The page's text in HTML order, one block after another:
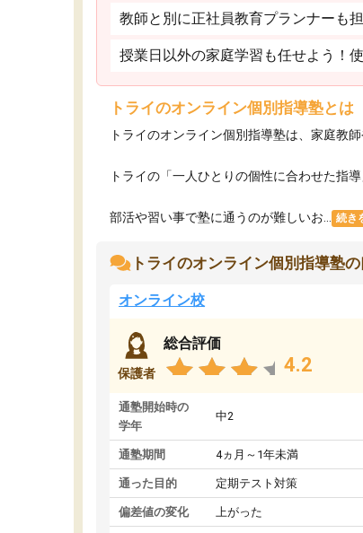
教師と別に正社員教育プランナーも
授業日以外の家庭学習も任せよう！
トライのオンライン個別指導塾とは
トライのオンライン個別指導塾は、家庭教
トライの「一人ひとりの個性に合わせた指
部活や習い事で塾に通うのが難しいお... 続き
トライのオンライン個別指導塾
オンライン校
保護者
総合評価
4.2
通塾開始時の
学年
中2
通塾期間 4ヵ月～1年未満
通った目的 定期テスト対策
偏差値の変化 上がった